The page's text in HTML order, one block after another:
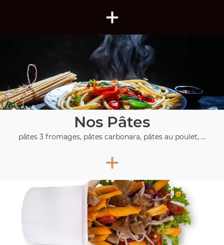
+
Nos Pâtes
pâtes 3 fromages, pâtes carbonara, pâtes au poulet, ...
+